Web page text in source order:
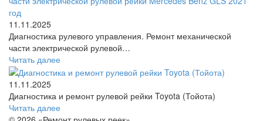
11.11.2025
Диагностика рулевого управления. Ремонт механической
части электрической рулевой…
Читать далее
11.11.2025
Диагностика и ремонт рулевой рейки Toyota (Тойота)
Читать далее